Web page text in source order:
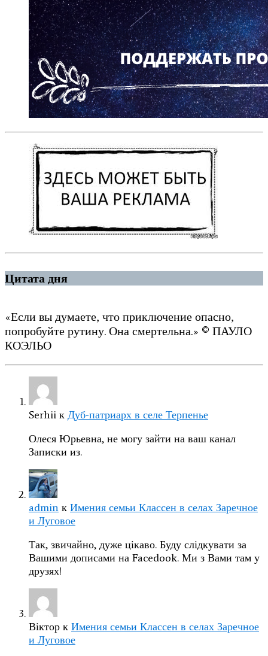
Цитата дня
«Если вы думаете, что приключение опасно,
попробуйте рутину. Она смертельна.» © ПАУЛО
КОЭЛЬО
Serhii к Дуб-патриарх в селе Терпенье
Олеся Юрьевна, не могу зайти на ваш канал
Записки из.
admin к Имения семьи Классен в селах Заречное
и Луговое
Так, звичайно, дуже цікаво. Буду слідкувати за
Вашими дописами на Facedook. Ми з Вами там у
друзях!
Віктор к Имения семьи Классен в селах Заречное
и Луговое